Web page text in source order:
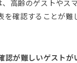
高齢のゲストやス
を確認することが難
認が難しいゲストが